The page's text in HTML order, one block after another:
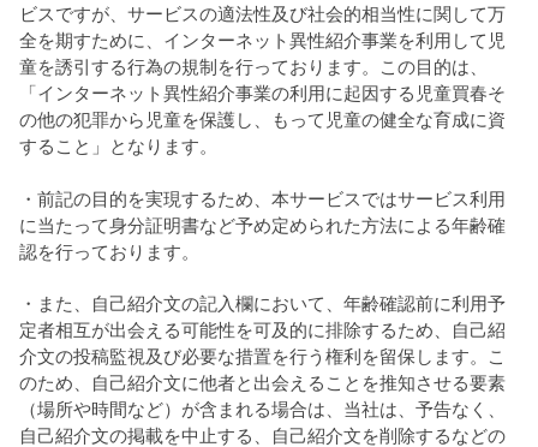
ビスですが、サービスの適法性及び社会的相当性に関して万
全を期すために、インターネット異性紹介事業を利用して児
童を誘引する行為の規制を行っております。この目的は、
「インターネット異性紹介事業の利用に起因する児童買春そ
の他の犯罪から児童を保護し、もって児童の健全な育成に資
すること」となります。
・前記の目的を実現するため、本サービスではサービス利用
に当たって身分証明書など予め定められた方法による年齢確
認を行っております。
・また、自己紹介文の記入欄において、年齢確認前に利用予
定者相互が出会える可能性を可及的に排除するため、自己紹
介文の投稿監視及び必要な措置を行う権利を留保します。こ
のため、自己紹介文に他者と出会えることを推知させる要素
（場所や時間など）が含まれる場合は、当社は、予告なく、
自己紹介文の掲載を中止する、自己紹介文を削除するなどの